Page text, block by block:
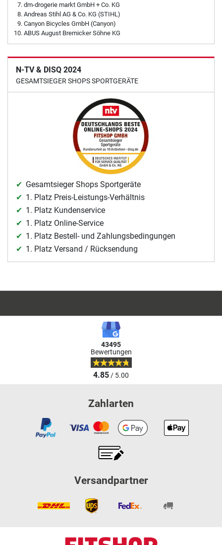
dm-drogerie markt GmbH + Co. KG
Andreas Stihl AG & Co. KG (STIHL)
Canyon Bicycles GmbH (Canyon)
ABUS August Bremicker Söhne KG
N-TV & DISQ 2024
GESAMTSIEGER SHOPS SPORTGERÄTE
Gesamtsieger Shops Sportgeräte
1. Platz Preis-Leistungs-Verhältnis
1. Platz Kundenservice
1. Platz Online-Service
1. Platz Bestell- und Zahlungsbedingungen
1. Platz Versand / Rücksendung
43495
Bewertungen
4.85/ 5.00
Zahlarten
Versandpartner